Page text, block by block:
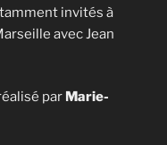
invités à
avec Jean
par Marie-